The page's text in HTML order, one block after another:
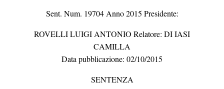
Sent. Num. 19704 Anno 2015 Presidente:
ROVELLI LUIGI ANTONIO Relatore: DI IASI
CAMILLA
Data pubblicazione: 02/10/2015
SENTENZA